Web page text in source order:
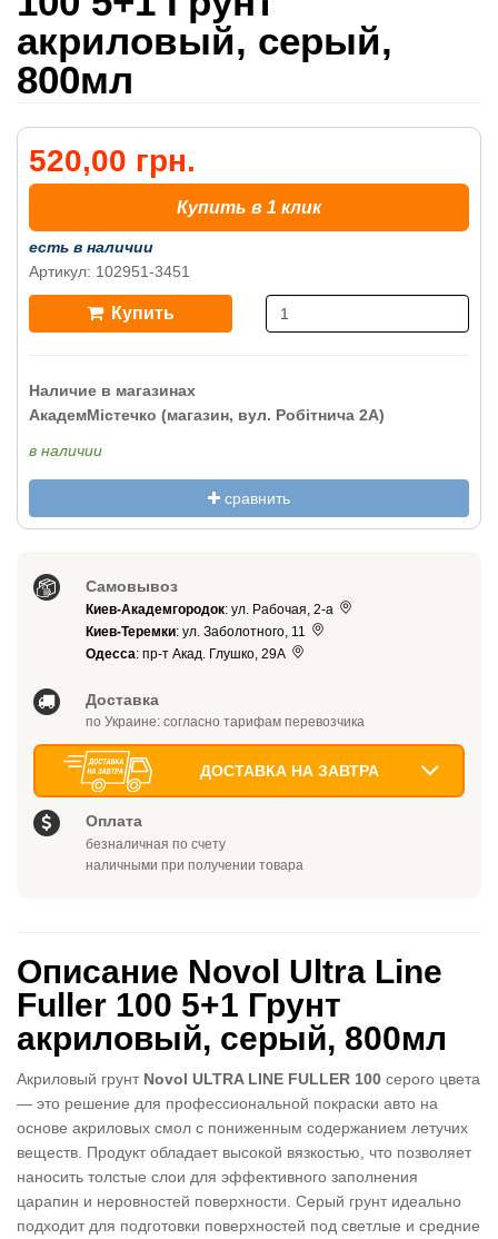
акриловый, серый,
800мл
520,00 грн.
Купить в 1 клик
есть в наличии
Артикул: 102951-3451
Купить
Наличие в магазинах
АкадемМістечко (магазин, вул. Робітнича 2А)
в наличии
сравнить
Самовывоз
Киев-Академгородок: ул. Рабочая, 2-а
Киев-Теремки: ул. Заболотного, 11
Одесса: пр-т Акад. Глушко, 29А
Доставка
по Украине: согласно тарифам перевозчика
ДОСТАВКА НА ЗАВТРА
Оплата
безналичная по счету
наличными при получении товара
Описание Novol Ultra Line
Fuller 100 5+1 Грунт
акриловый, серый, 800мл
Акриловый грунт Novol ULTRA LINE FULLER 100 серого цвета
— это решение для профессиональной покраски авто на
основе акриловых смол с пониженным содержанием летучих
веществ. Продукт обладает высокой вязкостью, что позволяет
наносить толстые слои для эффективного заполнения
царапин и неровностей поверхности. Серый грунт идеально
подходит для подготовки поверхностей под светлые и средние